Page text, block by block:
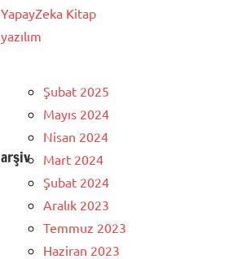
YapayZeka Kitap
yazılım
arşiv
Şubat 2025
Mayıs 2024
Nisan 2024
Mart 2024
Şubat 2024
Aralık 2023
Temmuz 2023
Haziran 2023